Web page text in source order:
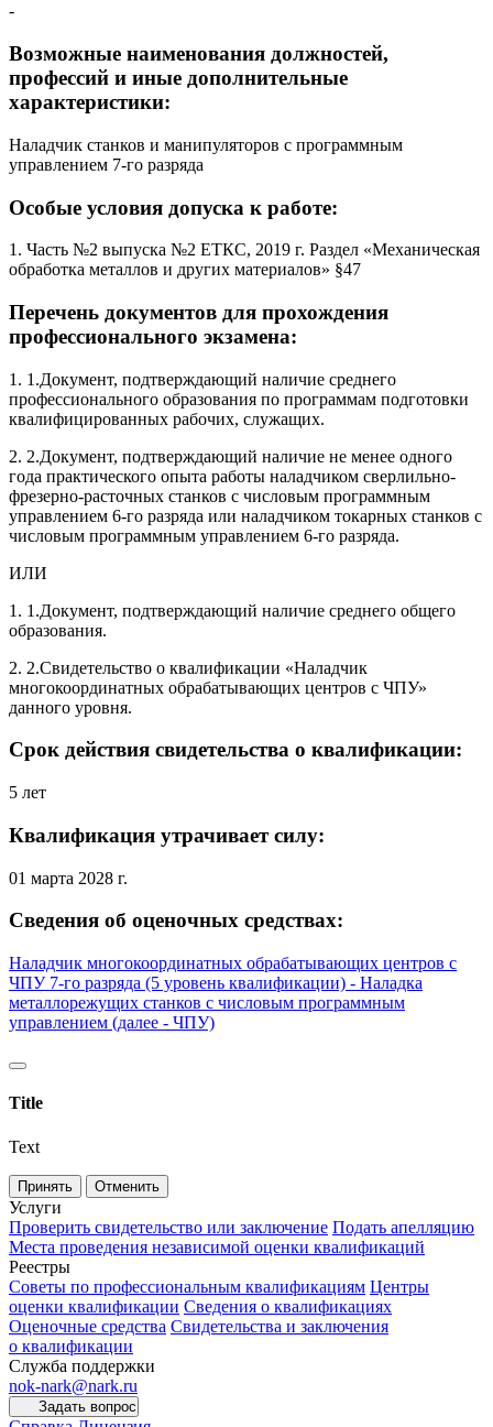
-
Возможные наименования должностей,
профессий и иные дополнительные
характеристики:
Наладчик станков и манипуляторов с программным
управлением 7-го разряда
Особые условия допуска к работе:
1. Часть №2 выпуска №2 ЕТКС, 2019 г. Раздел «Механическая
обработка металлов и других материалов» §47
Перечень документов для прохождения
профессионального экзамена:
1. 1.Документ, подтверждающий наличие среднего
профессионального образования по программам подготовки
квалифицированных рабочих, служащих.
2. 2.Документ, подтверждающий наличие не менее одного
года практического опыта работы наладчиком сверлильно-
фрезерно-расточных станков с числовым программным
управлением 6-го разряда или наладчиком токарных станков с
числовым программным управлением 6-го разряда.
ИЛИ
1. 1.Документ, подтверждающий наличие среднего общего
образования.
2. 2.Свидетельство о квалификации «Наладчик
многокоординатных обрабатывающих центров с ЧПУ»
данного уровня.
Срок действия свидетельства о квалификации:
5 лет
Квалификация утрачивает силу:
01 марта 2028 г.
Сведения об оценочных средствах:
Наладчик многокоординатных обрабатывающих центров с
ЧПУ 7-го разряда (5 уровень квалификации) - Наладка
металлорежущих станков с числовым программным
управлением (далее - ЧПУ)
Title
Text
Принять Отменить
Услуги
Проверить свидетельство или заключение Подать апелляцию
Места проведения независимой оценки квалификаций
Реестры
Советы по профессиональным квалификациям Центры
оценки квалификации Сведения о квалификациях
Оценочные средства Свидетельства и заключения
о квалификации
Служба поддержки
nok-nark@nark.ru
Задать вопрос